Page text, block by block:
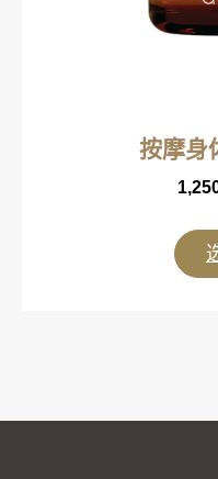
按摩身